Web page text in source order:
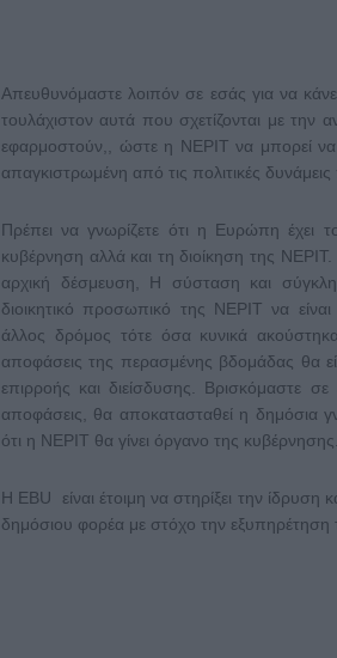
Απευθυνόμαστε λοιπόν σε εσάς για να
τουλάχιστον αυτά που σχετίζονται με
εφαρμοστούν,, ώστε η ΝΕΡΙΤ να μπορεί
απαγκιστρωμένη από τις πολιτικές
Πρέπει να γνωρίζετε ότι η Ευρώπη έχει
κυβέρνηση αλλά και τη διοίκηση της
αρχική δέσμευση, Η σύσταση και
διοικητικό προσωπικό της ΝΕΡΙΤ να
άλλος δρόμος τότε όσα κυνικά
αποφάσεις της περασμένης βδομάδας θα
επιρροής και διείσδυσης. Βρισκόμαστε
αποφάσεις, θα αποκατασταθεί η δημόσια
ότι η ΝΕΡΙΤ θα γίνει όργανο της κυβέρνησης.
Η ΕΒU είναι έτοιμη να στηρίξει την ίδρυση
δημόσιου φορέα με στόχο την εξυπηρέτηση